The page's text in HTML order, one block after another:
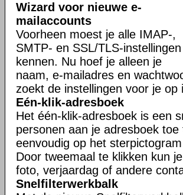
Wizard voor nieuwe e-
mailaccounts
Voorheen moest je alle IMAP-,
SMTP- en SSL/TLS-instellingen
kennen. Nu hoef je alleen je
naam, e-mailadres en
zoekt de instellingen voor je op
Eén-klik-adresboek
Het één-klik-adresboek is een
personen aan je adresboek
eenvoudig op het
Door tweemaal te klikken kun
foto, verjaardag of andere
Snelfilterwerkbalk